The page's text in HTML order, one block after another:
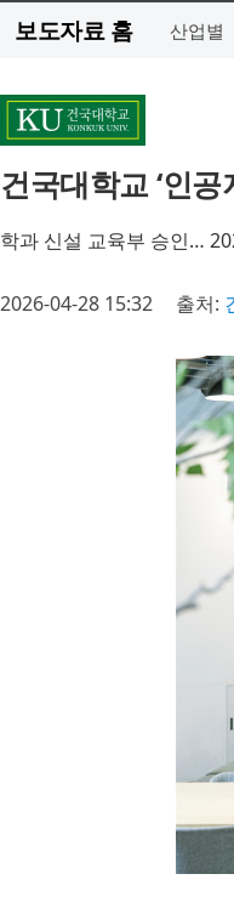
보도자료 홈 산업별
건국대학교 ‘인
학과 신설 교육부 승인…
2026-04-28 15:32 출처: